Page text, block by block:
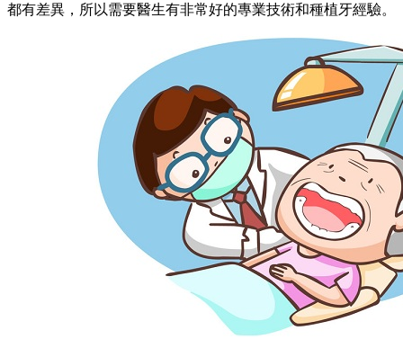
都有差異，所以需要醫生有非常好的專業技術和種植牙經驗。